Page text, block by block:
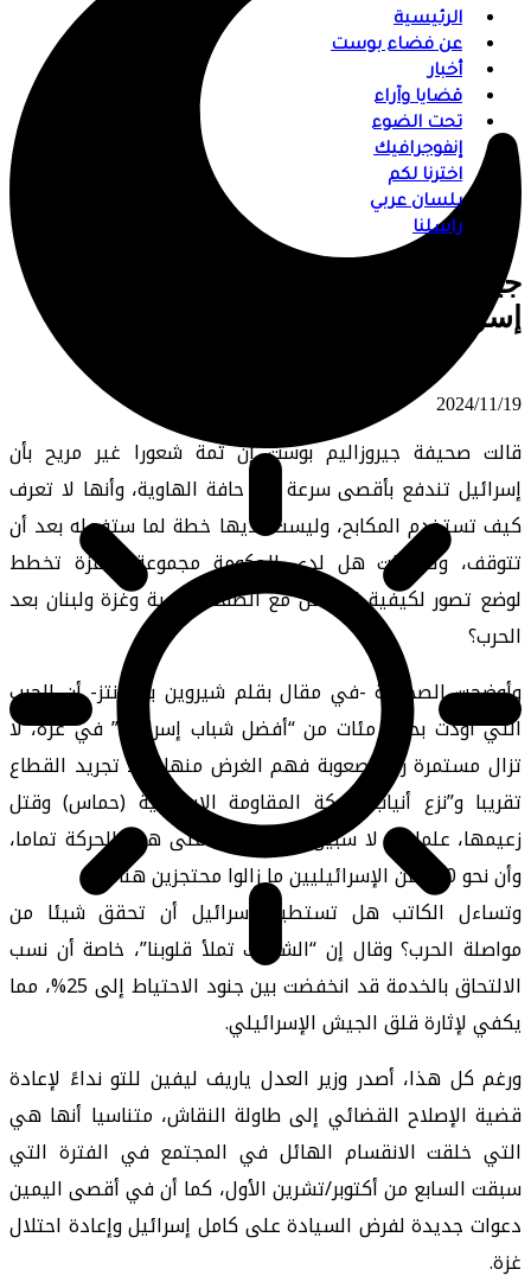
الرئيسية
عن فضاء بوست
أخبار
قضايا وآراء
تحت الضوء
إنفوجرافيك
اخترنا لكم
بلسان عربي
راسلنا
جيروزاليم بوست: يا ترى إلى أين تتجه
إسرائيل؟
⠀ 2024/11/19
قالت صحيفة جيروزاليم بوست إن ثمة شعورا غير مريح بأن
إسرائيل تندفع بأقصى سرعة نحو حافة الهاوية، وأنها لا تعرف
كيف تستخدم المكابح، وليست لديها خطة لما ستفعله بعد أن
تتوقف، وتساءلت هل لدى الحكومة مجموعة جاهزة تخطط
لوضع تصور لكيفية التعامل مع الضفة الغربية وغزة ولبنان بعد
الحرب؟
وأوضحت الصحيفة -في مقال بقلم شيروين بومرانتز- أن الحرب
التي أودت بحياة مئات من “أفضل شباب إسرائيل” في غزة، لا
تزال مستمرة رغم صعوبة فهم الغرض منها بعد تجريد القطاع
تقريبا و”نزع أنياب” حركة المقاومة الإسلامية (حماس) وقتل
زعيمها، علما أنه لا سبيل إلى القضاء على هذه الحركة تماما،
وأن نحو 100 من الإسرائيليين ما زالوا محتجزين هناك.
وتساءل الكاتب هل تستطيع إسرائيل أن تحقق شيئا من
مواصلة الحرب؟ وقال إن “الشكوك تملأ قلوبنا”، خاصة أن نسب
الالتحاق بالخدمة قد انخفضت بين جنود الاحتياط إلى 25%، مما
يكفي لإثارة قلق الجيش الإسرائيلي.
ورغم كل هذا، أصدر وزير العدل ياريف ليفين للتو نداءً لإعادة
قضية الإصلاح القضائي إلى طاولة النقاش، متناسيا أنها هي
التي خلقت الانقسام الهائل في المجتمع في الفترة التي
سبقت السابع من أكتوبر/تشرين الأول، كما أن في أقصى اليمين
دعوات جديدة لفرض السيادة على كامل إسرائيل وإعادة احتلال
غزة.